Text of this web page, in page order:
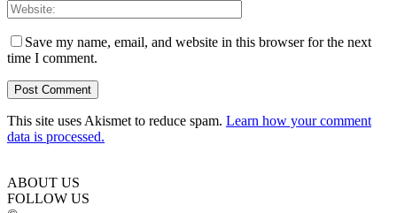
Save my name, email, and website in this browser for the next
time I comment.
This site uses Akismet to reduce spam. Learn how your comment
data is processed.
ABOUT US
FOLLOW US